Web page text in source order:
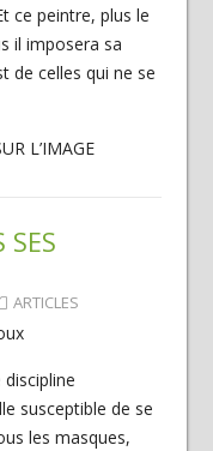
ce peintre, plus le
il imposera sa
de celles qui ne se
L’IMAGE
SES
ARTICLES
discipline
susceptible de se
les masques,